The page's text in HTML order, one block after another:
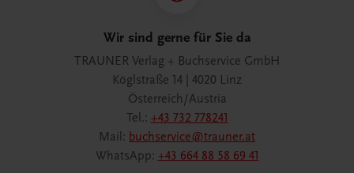
Wir sind gerne für Sie da
TRAUNER Verlag + Buchservice GmbH
Köglstraße 14 | 4020 Linz
Österreich/Austria
Tel.: +43 732 778241
Mail: buchservice@trauner.at
WhatsApp: +43 664 88 58 69 41